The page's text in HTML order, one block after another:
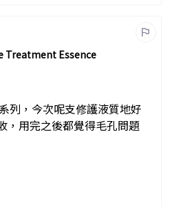
Treatment Essence
列，今次呢支修護液質地好
，用完之後都覺得毛孔問題